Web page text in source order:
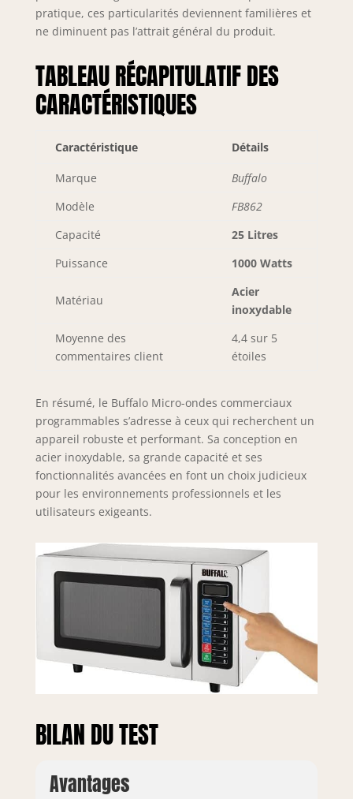
pratique, ces particularités deviennent familières et
ne diminuent pas l’attrait général du produit.
TABLEAU RÉCAPITULATIF DES
CARACTÉRISTIQUES
Caractéristique Détails
Marque
Buffalo
Modèle
FB862
Capacité
25 Litres
Puissance
1000 Watts
Matériau
Acier
inoxydable
Moyenne des
commentaires client
4,4 sur 5
étoiles
En résumé, le Buffalo Micro-ondes commerciaux
programmables s’adresse à ceux qui recherchent un
appareil robuste et performant. Sa conception en
acier inoxydable, sa grande capacité et ses
fonctionnalités avancées en font un choix judicieux
pour les environnements professionnels et les
utilisateurs exigeants.
BILAN DU TEST
Avantages